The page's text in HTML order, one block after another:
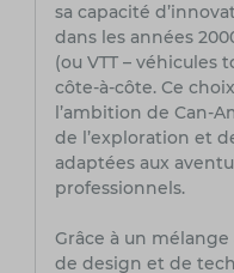
sa capacité
dans les années
(ou VTT – véhicules
côte-à-côte. Ce
l’ambition de Can-
de l’exploration et
adaptées aux
professionnels.
Grâce à un
de design et de